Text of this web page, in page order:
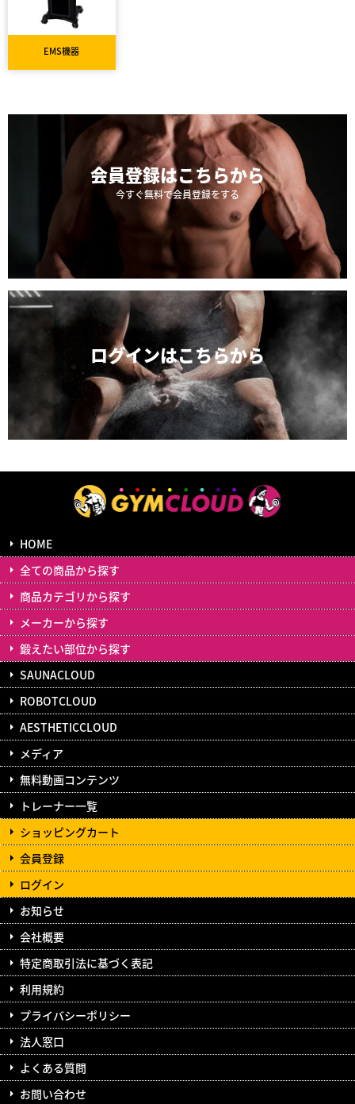
EMS機器
会員登録はこちらから
今すぐ無料で会員登録をする
ログインはこちらから
HOME
全ての商品から探す
商品カテゴリから探す
メーカーから探す
鍛えたい部位から探す
SAUNACLOUD
ROBOTCLOUD
AESTHETICCLOUD
メディア
無料動画コンテンツ
トレーナー一覧
ショッピングカート
会員登録
ログイン
お知らせ
会社概要
特定商取引法に基づく表記
利用規約
プライバシーポリシー
法人窓口
よくある質問
お問い合わせ